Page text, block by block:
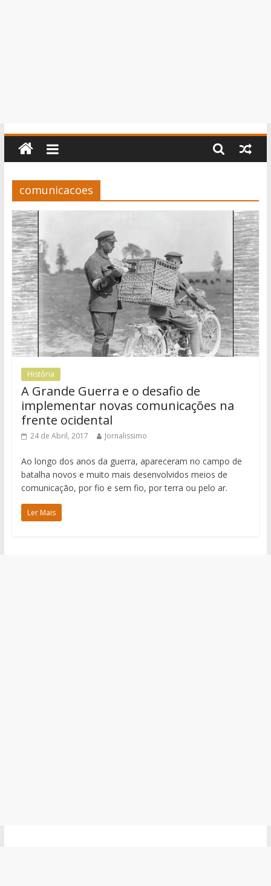
comunicacoes
História
A Grande Guerra e o desafio de
implementar novas comunicações na
frente ocidental
24 de Abril, 2017 Jornalissimo
Ao longo dos anos da guerra, apareceram no campo de
batalha novos e muito mais desenvolvidos meios de
comunicação, por fio e sem fio, por terra ou pelo ar.
Ler Mais